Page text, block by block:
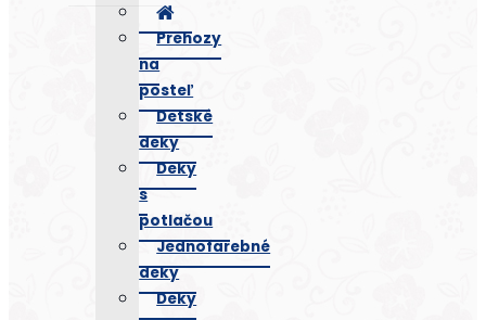
Prehozy
na
posteľ
Detské
deky
Deky
s
potlačou
Jednofarebné
deky
Deky